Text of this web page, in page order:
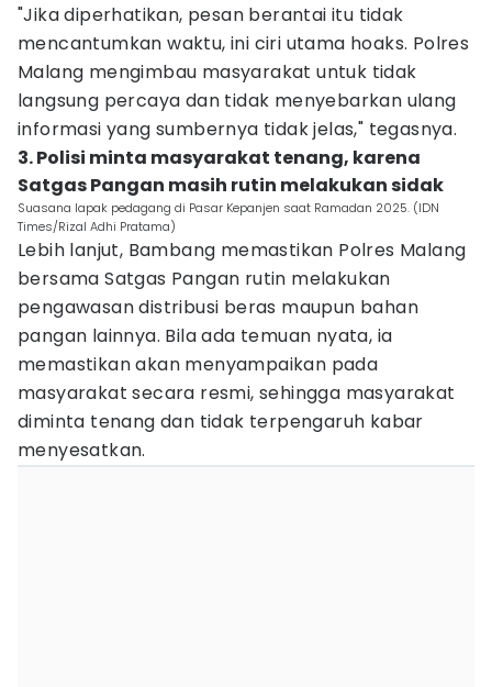
"Jika diperhatikan, pesan berantai itu tidak
mencantumkan waktu, ini ciri utama hoaks. Polres
Malang mengimbau masyarakat untuk tidak
langsung percaya dan tidak menyebarkan ulang
informasi yang sumbernya tidak jelas," tegasnya.
3. Polisi minta masyarakat tenang, karena
Satgas Pangan masih rutin melakukan sidak
Suasana lapak pedagang di Pasar Kepanjen saat Ramadan 2025. (IDN
Times/Rizal Adhi Pratama)
Lebih lanjut, Bambang memastikan Polres Malang
bersama Satgas Pangan rutin melakukan
pengawasan distribusi beras maupun bahan
pangan lainnya. Bila ada temuan nyata, ia
memastikan akan menyampaikan pada
masyarakat secara resmi, sehingga masyarakat
diminta tenang dan tidak terpengaruh kabar
menyesatkan.